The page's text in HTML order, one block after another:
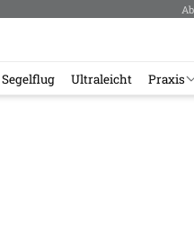
Segelflug Ultraleicht Praxis